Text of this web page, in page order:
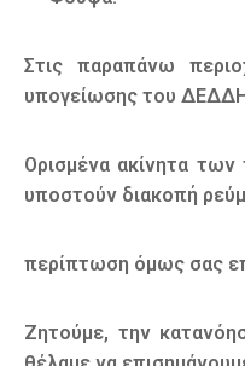
Στις παραπάνω
υπογείωσης του
Ορισμένα ακίνητα
υποστούν διακοπή
περίπτωση όμως σας
Ζητούμε, την